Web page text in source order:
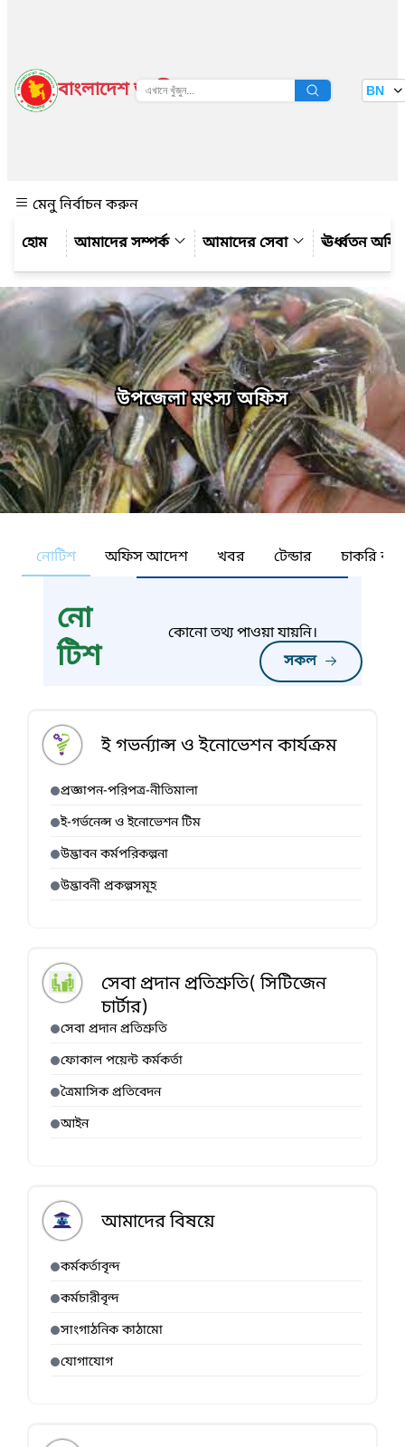
বাংলাদেশ জাতীয় তথ্য বাতায়ন BN
মেনু নির্বাচন করুন
আমাদের সম্পর্ক
আমাদের সেবা ঊর্ধ্বতন
উপজেলা মৎস্য অফিস
নোটিশ অফিস আদেশ খবর টেন্ডার চাকরি
নো
টিশ
সকল
কোনো তথ্য পাওয়া যায়নি।
ই গভর্ন্যান্স ও ইনোভেশন কার্যক্রম
প্রজ্ঞাপন-পরিপত্র-নীতিমালা
ই-গর্ভনেন্স ও ইনোভেশন টিম
উদ্ভাবন কর্মপরিকল্পনা
উদ্ভাবনী প্রকল্পসমূহ
সেবা প্রদান প্রতিশ্রুতি( সিটিজেন
চার্টার)
সেবা প্রদান প্রতিশ্রুতি
ফোকাল পয়েন্ট কর্মকর্তা
ত্রৈমাসিক প্রতিবেদন
আইন
আমাদের বিষয়ে
কর্মকর্তাবৃন্দ
কর্মচারীবৃন্দ
সাংগাঠনিক কাঠামো
যোগাযোগ